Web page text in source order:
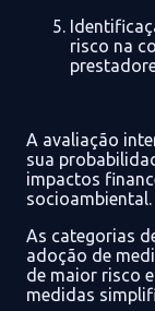
risco na
A avaliação
sua
impactos
socioambiental.
As categorias
adoção de
de maior risco
medidas